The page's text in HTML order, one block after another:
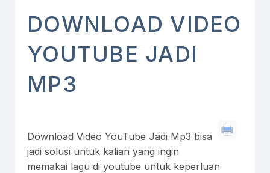
DOWNLOAD VIDEO
YOUTUBE JADI
MP3
Download Video YouTube Jadi Mp3 bisa
jadi solusi untuk kalian yang ingin
memakai lagu di youtube untuk keperluan